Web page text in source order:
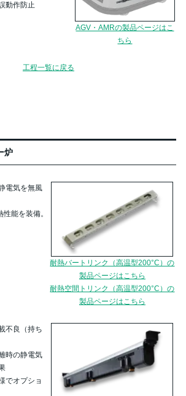
動作防止
AGV・AMRの製品ページはこ
ちら
工程一覧に戻る
炉
電気を無風
能を装備。
耐熱バートリンク（高温型200°C）の
製品ページはこちら
耐熱空間トリンク（高温型200°C）の
製品ページはこちら
不良（持ち
時の静電気
でオプショ